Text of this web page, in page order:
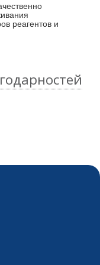
реагентов и